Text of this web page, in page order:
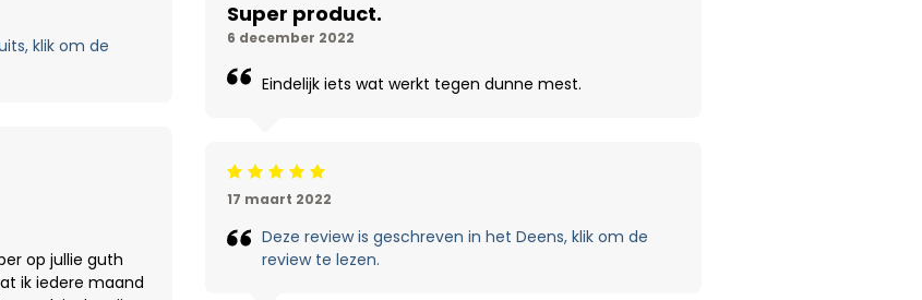
klik om de
op jullie guth
ik iedere maand
Super product.
6 december 2022
Eindelijk iets wat werkt tegen dunne mest.
Beoordeling: 5/5
17 maart 2022
Deze review is geschreven in het Deens, klik om de
review te lezen.